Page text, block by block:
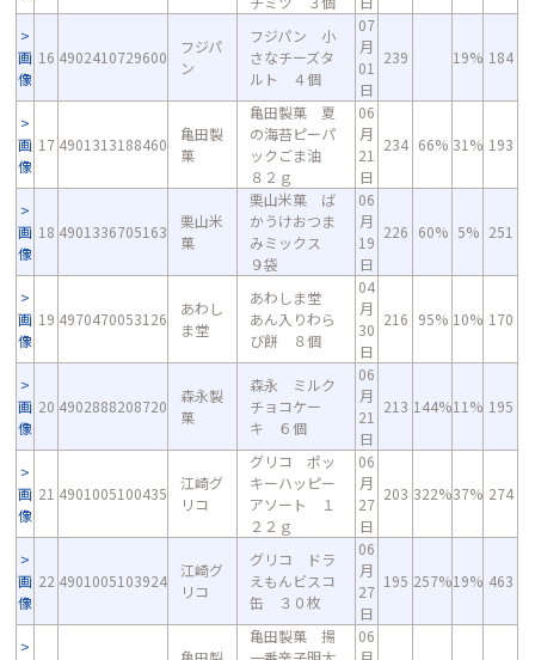
画
像
16 4902410729600
フジパ
ン
フジパン 小
さなチーズタ
ルト ４個
07
月
01
日
239 19% 184
画
像
17 4901313188460
亀田製
菓
亀田製菓 夏
の海苔ピーパ
ックごま油
８２ｇ
06
月
21
日
234 66% 31% 193
画
像
18 4901336705163
栗山米
菓
栗山米菓 ば
かうけおつま
みミックス
９袋
06
月
19
日
226 60% 5% 251
画
像
19 4970470053126
あわし
ま堂
あわしま堂
あん入りわら
び餅 ８個
04
月
30
日
216 95% 10% 170
画
像
20 4902888208720
森永製
菓
森永 ミルク
チョコケー
キ ６個
06
月
21
日
213 144%11% 195
画
像
21 4901005100435
江崎グ
リコ
グリコ ポッ
キーハッピー
アソート １
２２ｇ
06
月
27
日
203 322%37% 274
画
像
22 4901005103924
江崎グ
リコ
グリコ ドラ
えもんビスコ
缶 ３０枚
06
月
27
日
195 257%19% 463
亀田製菓 揚
06